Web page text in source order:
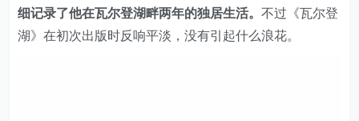
细记录了他在瓦尔登湖畔两年的独居生活。不过《瓦尔登
湖》在初次出版时反响平淡，没有引起什么浪花。